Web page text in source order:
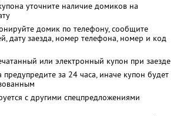
уточните наличие домиков на
домик по телефону, сообщите
дату заезда, номер телефона, номер и код
или электронный купон при заезде
за 24 часа, иначе купон будет
с другими спецпредложениями